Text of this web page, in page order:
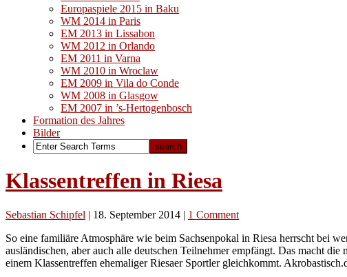
Europaspiele 2015 in Baku
WM 2014 in Paris
EM 2013 in Lissabon
WM 2012 in Orlando
EM 2011 in Varna
WM 2010 in Wroclaw
EM 2009 in Vila do Conde
WM 2008 in Glasgow
EM 2007 in ’s-Hertogenbosch
Formation des Jahres
Bilder
Klassentreffen in Riesa
Sebastian Schipfel | 18. September 2014 | 1 Comment
So eine familiäre Atmosphäre wie beim Sachsenpokal in Riesa herrscht bei
ausländischen, aber auch alle deutschen Teilnehmer empfängt. Das macht
einem Klassentreffen ehemaliger Riesaer Sportler gleichkommt.